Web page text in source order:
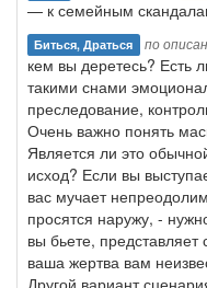
— к семейным
Биться, Драться по
кем вы деретесь? Есть
такими снами
преследование,
Очень важно понять
Является ли это
исход? Если вы
вас мучает
просятся наружу, -
вы бьете, представляет
ваша жертва вам
Другой вариант